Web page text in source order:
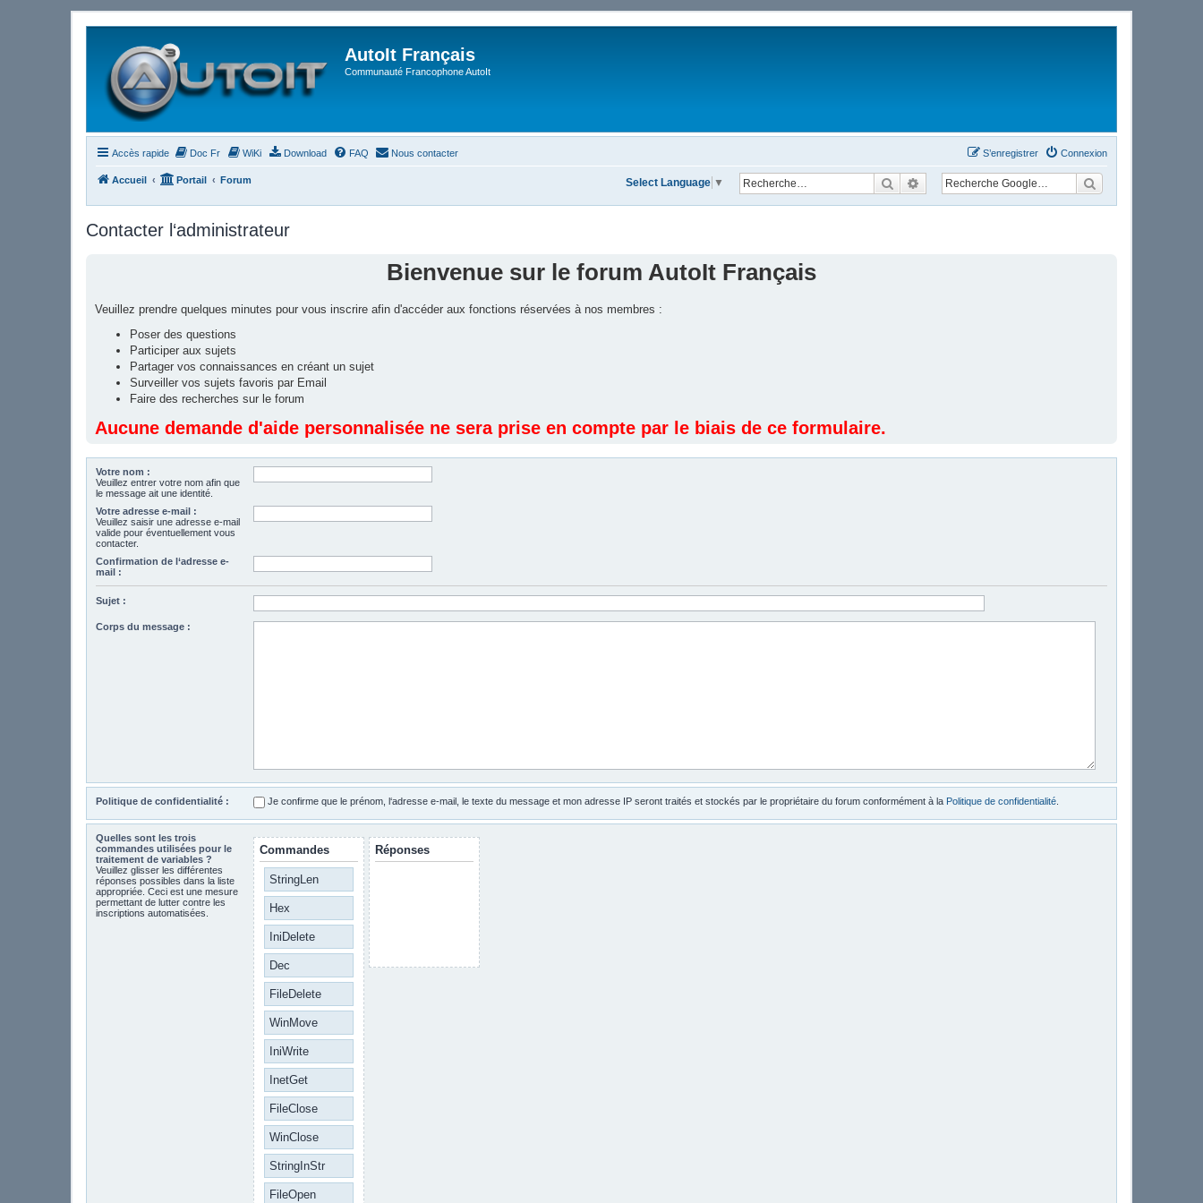
AutoIt Français
Communauté Francophone AutoIt
Accès rapide Doc Fr WiKi Download FAQ Nous contacter Connexion
S’enregistrer
Accueil Portail Forum RechercherRecherche avancée
Select Language ▼
Contacter l‘administrateur
Bienvenue sur le forum AutoIt Français
Veuillez prendre quelques minutes pour vous inscrire afin d'accéder aux fonctions réservées à nos membres :
Poser des questions
Participer aux sujets
Partager vos connaissances en créant un sujet
Surveiller vos sujets favoris par Email
Faire des recherches sur le forum
Aucune demande d'aide personnalisée ne sera prise en compte par le biais de ce formulaire.
Votre nom :
Veuillez entrer votre nom afin que
le message ait une identité.
Votre adresse e-mail :
Veuillez saisir une adresse e-mail
valide pour éventuellement vous
contacter.
Confirmation de l‘adresse e-
mail :
Sujet :
Corps du message :
Politique de confidentialité : Je confirme que le prénom, l‘adresse e-mail, le texte du message et mon adresse IP seront traités et stockés par le propriétaire du forum conformément à la Politique de confidentialité
Quelles sont les trois
commandes utilisées pour le
traitement de variables ?
Veuillez glisser les différentes
réponses possibles dans la liste
appropriée. Ceci est une mesure
permettant de lutter contre les
inscriptions automatisées.
Commandes
StringLen
Hex
IniDelete
Dec
FileDelete
WinMove
IniWrite
InetGet
FileClose
WinClose
StringInStr
FileOpen
Réponses